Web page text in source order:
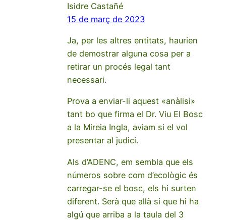
Isidre Castañé
15 de març de 2023
Ja, per les altres entitats, haurien
de demostrar alguna cosa per a
retirar un procés legal tant
necessari.
Prova a enviar-li aquest «anàlisi»
tant bo que firma el Dr. Viu El Bosc
a la Mireia Ingla, aviam si el vol
presentar al judici.
Als d’ADENC, em sembla que els
números sobre com d’ecològic és
carregar-se el bosc, els hi surten
diferent. Serà que allà si que hi ha
algú que arriba a la taula del 3